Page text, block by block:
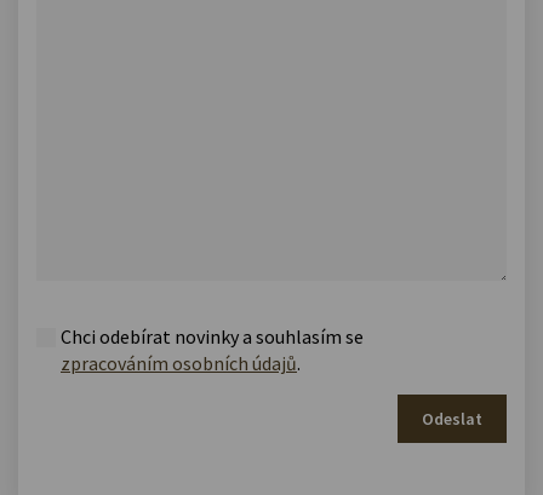
Chci odebírat novinky a souhlasím se
zpracováním osobních údajů.
Odeslat